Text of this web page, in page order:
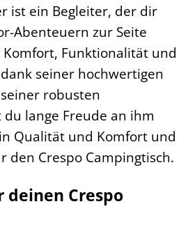
ist ein Begleiter, der dir
Abenteuern zur Seite
Funktionalität und
seiner hochwertigen
robusten
lange Freude an ihm
Qualität und Komfort und
den Crespo Campingtisch.
deinen Crespo